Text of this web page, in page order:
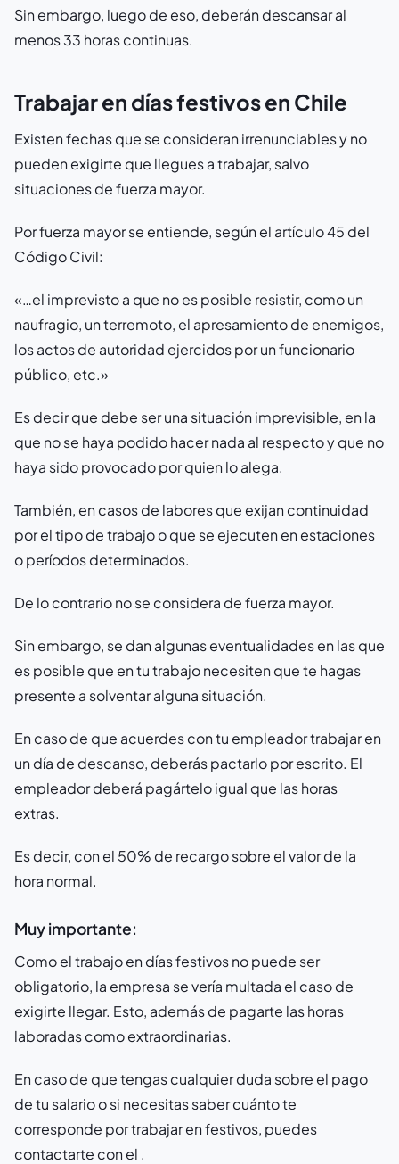
Sin embargo, luego de eso, deberán descansar al
menos 33 horas continuas.
Trabajar en días festivos en Chile
Existen fechas que se consideran irrenunciables y no
pueden exigirte que llegues a trabajar, salvo
situaciones de fuerza mayor.
Por fuerza mayor se entiende, según el artículo 45 del
Código Civil:
«…el imprevisto a que no es posible resistir, como un
naufragio, un terremoto, el apresamiento de enemigos,
los actos de autoridad ejercidos por un funcionario
público, etc.»
Es decir que debe ser una situación imprevisible, en la
que no se haya podido hacer nada al respecto y que no
haya sido provocado por quien lo alega.
También, en casos de labores que exijan continuidad
por el tipo de trabajo o que se ejecuten en estaciones
o períodos determinados.
De lo contrario no se considera de fuerza mayor.
Sin embargo, se dan algunas eventualidades en las que
es posible que en tu trabajo necesiten que te hagas
presente a solventar alguna situación.
En caso de que acuerdes con tu empleador trabajar en
un día de descanso, deberás pactarlo por escrito. El
empleador deberá pagártelo igual que las horas
extras.
Es decir, con el 50% de recargo sobre el valor de la
hora normal.
Muy importante:
Como el trabajo en días festivos no puede ser
obligatorio, la empresa se vería multada el caso de
exigirte llegar. Esto, además de pagarte las horas
laboradas como extraordinarias.
En caso de que tengas cualquier duda sobre el pago
de tu salario o si necesitas saber cuánto te
corresponde por trabajar en festivos, puedes
contactarte con el .